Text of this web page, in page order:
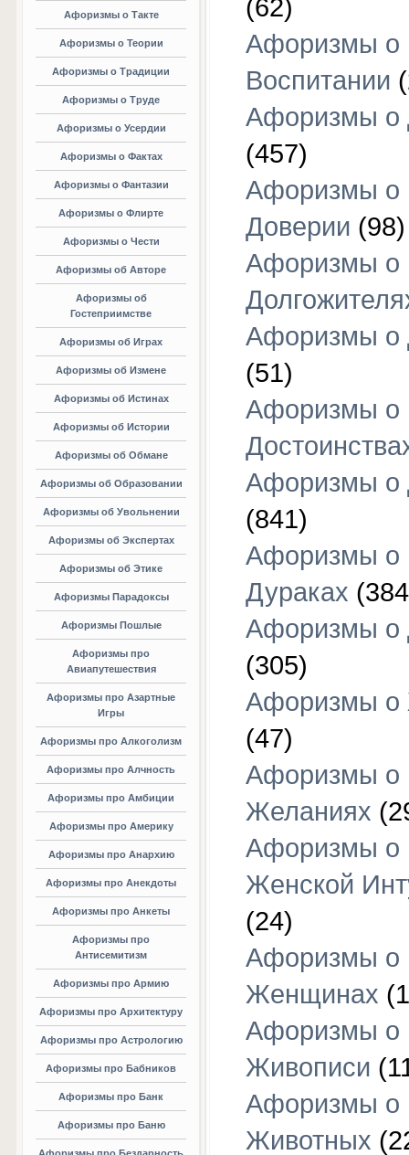
Афоризмы о Такте
Афоризмы о Теории
Афоризмы о Традиции
Афоризмы о Труде
Афоризмы о Усердии
Афоризмы о Фактах
Афоризмы о Фантазии
Афоризмы о Флирте
Афоризмы о Чести
Афоризмы об Авторе
Афоризмы об
Гостеприимстве
Афоризмы об Играх
Афоризмы об Измене
Афоризмы об Истинах
Афоризмы об Истории
Афоризмы об Обмане
Афоризмы об Образовании
Афоризмы об Увольнении
Афоризмы об Экспертах
Афоризмы об Этике
Афоризмы Парадоксы
Афоризмы Пошлые
Афоризмы про
Авиапутешествия
Афоризмы про Азартные
Игры
Афоризмы про Алкоголизм
Афоризмы про Алчность
Афоризмы про Амбиции
Афоризмы про Америку
Афоризмы про Анархию
Афоризмы про Анекдоты
Афоризмы про Анкеты
Афоризмы про
Антисемитизм
Афоризмы про Армию
Афоризмы про Архитектуру
Афоризмы про Астрологию
Афоризмы про Бабников
Афоризмы про Банк
Афоризмы про Баню
(62)
Афоризмы о
Воспитании
Афоризмы о
(457)
Афоризмы о
Доверии (98)
Афоризмы о
Афоризмы о
(51)
Афоризмы о
Афоризмы о
(841)
Афоризмы о
Дураках
Афоризмы о
(305)
Афоризмы
(47)
Афоризмы о
Желаниях
Афоризмы о
Женской
(24)
Афоризмы о
Женщинах
Афоризмы о
Живописи
Афоризмы о
Животных